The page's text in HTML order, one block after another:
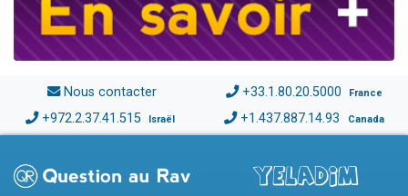
Nous contacter +33.1.80.20.5000 France
+972.2.37.41.515 Israël +1.437.887.14.93 Canada